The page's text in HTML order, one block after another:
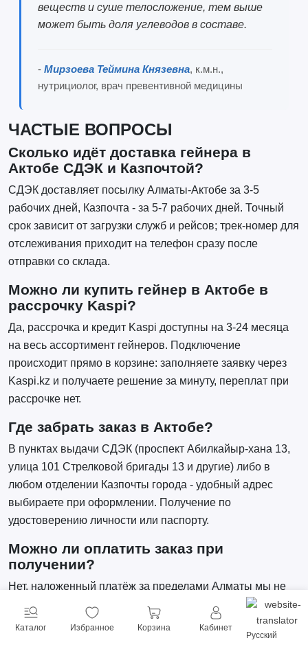
веществ и суше телосложение, тем выше
может быть доля углеводов в составе.
- Мирзоева Теймина Князевна, к.м.н.,
нутрициолог, врач превентивной медицины
ЧАСТЫЕ ВОПРОСЫ
Сколько идёт доставка гейнера в
Актобе СДЭК и Казпочтой?
СДЭК доставляет посылку Алматы-Актобе за 3-5
рабочих дней, Казпочта - за 5-7 рабочих дней. Точный
срок зависит от загрузки служб и рейсов; трек-номер для
отслеживания приходит на телефон сразу после
отправки со склада.
Можно ли купить гейнер в Актобе в
рассрочку Kaspi?
Да, рассрочка и кредит Kaspi доступны на 3-24 месяца
на весь ассортимент гейнеров. Подключение
происходит прямо в корзине: заполняете заявку через
Kaspi.kz и получаете решение за минуту, переплат при
рассрочке нет.
Где забрать заказ в Актобе?
В пунктах выдачи СДЭК (проспект Абилкайыр-хана 13,
улица 101 Стрелковой бригады 13 и другие) либо в
любом отделении Казпочты города - удобный адрес
выбираете при оформлении. Получение по
удостоверению личности или паспорту.
Можно ли оплатить заказ при
получении?
Нет, наложенный платёж за пределами Алматы мы не
принимаем. Оплата проходит до отправки посылки:
банковской картой, через Kaspi или рассрочкой/
Каталог Избранное Корзина Кабинет
Русский